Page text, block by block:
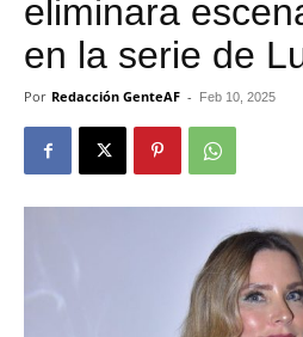
eliminara
en la serie de
Por Redacción GenteAF - Feb 10, 2025